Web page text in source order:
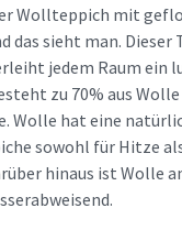
Wollteppich mit
das sieht man. Dieser
jedem Raum ein
zu 70% aus
Wolle hat eine
sowohl für Hitze
hinaus ist Wolle